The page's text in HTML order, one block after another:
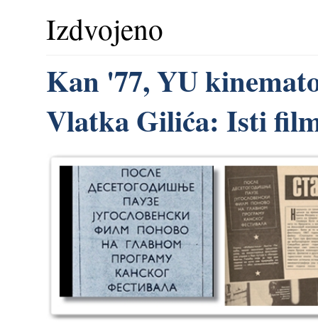
Izdvojeno
Kan '77, YU
Vlatka Gilića: Isti